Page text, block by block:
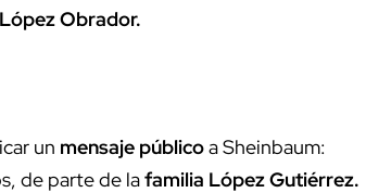
Obrador.
un mensaje públicoa Sheinbaum:
de parte de lafamilia López Gutiérrez.